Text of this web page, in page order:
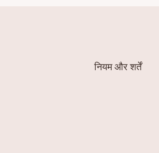
नियम और शर्तें